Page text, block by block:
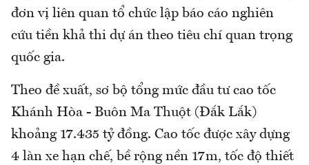
đơn vị liên quan tổ chức lập báo cáo nghiên
cứu tiền khả thi dự án theo tiêu chí quan trọng
quốc gia.
Theo đề xuất, sơ bộ tổng mức đầu tư cao tốc
Khánh Hòa - Buôn Ma Thuột (Đắk Lắk)
khoảng 17.435 tỷ đồng. Cao tốc được xây dựng
4 làn xe hạn chế, bề rộng nền 17m, tốc độ thiết